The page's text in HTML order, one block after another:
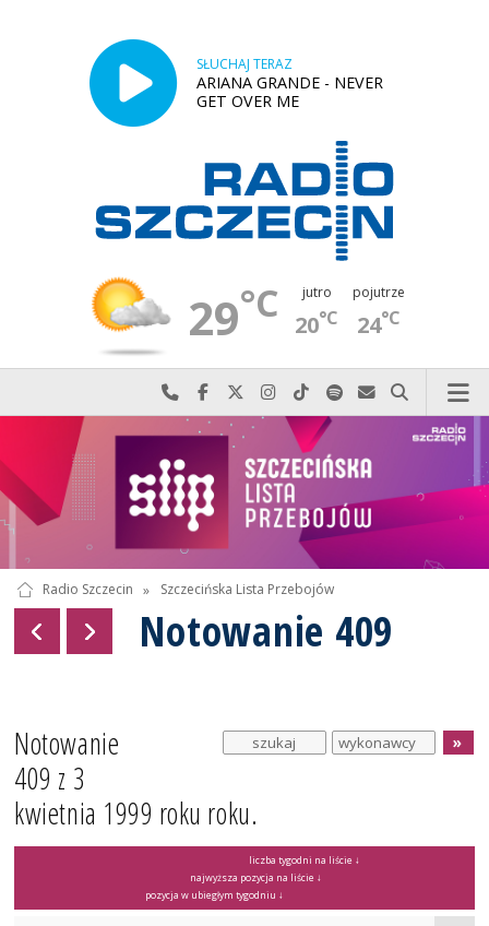
SŁUCHAJ TERAZ
ARIANA GRANDE - NEVER
GET OVER ME
29°C jutro
20°C
pojutrze
24°C
Najlepiej po prostu do nas zadzwoń
Odwiedź nas na Facebook-u
Odwiedź nas na X
Odwiedź nas na Instagram-ie
Odwiedź nas na TikTok-u
Szukaj nas na Spotify
Wyślij do nas
Szukaj
Radio Szczecin » Szczecińska Lista Przebojów
Notowanie 409
Notowanie
409 z 3
kwietnia 1999 roku roku.
liczba tygodni na liście ↓
najwyższa pozycja na liście ↓
pozycja w ubiegłym tygodniu ↓